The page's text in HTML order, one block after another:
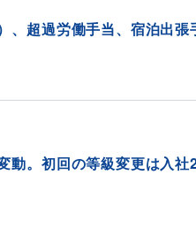
超過労働手当、宿泊出張
。初回の等級変更は入社2